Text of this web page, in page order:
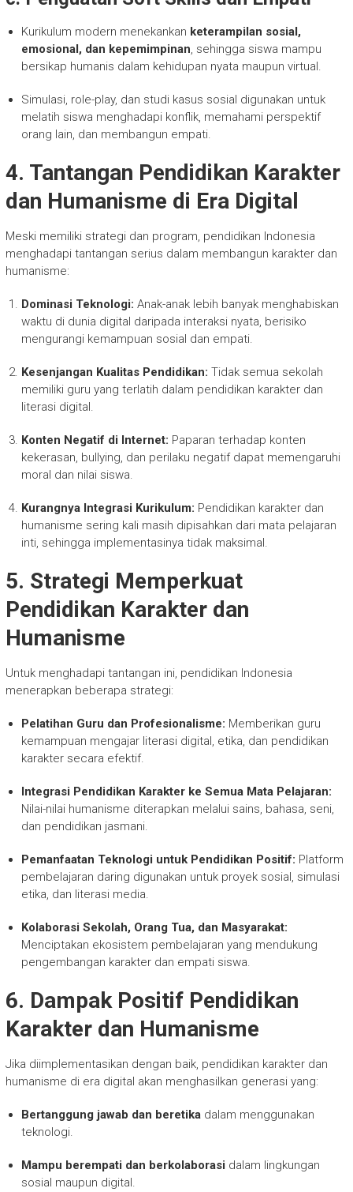
Kurikulum modern menekankan keterampilan sosial,
emosional, dan kepemimpinan, sehingga siswa mampu
bersikap humanis dalam kehidupan nyata maupun virtual.
Simulasi, role-play, dan studi kasus sosial digunakan untuk
melatih siswa menghadapi konflik, memahami perspektif
orang lain, dan membangun empati.
4. Tantangan Pendidikan Karakter
dan Humanisme di Era Digital
Meski memiliki strategi dan program, pendidikan Indonesia
menghadapi tantangan serius dalam membangun karakter dan
humanisme:
Dominasi Teknologi: Anak-anak lebih banyak menghabiskan
waktu di dunia digital daripada interaksi nyata, berisiko
mengurangi kemampuan sosial dan empati.
Kesenjangan Kualitas Pendidikan: Tidak semua sekolah
memiliki guru yang terlatih dalam pendidikan karakter dan
literasi digital.
Konten Negatif di Internet: Paparan terhadap konten
kekerasan, bullying, dan perilaku negatif dapat memengaruhi
moral dan nilai siswa.
Kurangnya Integrasi Kurikulum: Pendidikan karakter dan
humanisme sering kali masih dipisahkan dari mata pelajaran
inti, sehingga implementasinya tidak maksimal.
5. Strategi Memperkuat
Pendidikan Karakter dan
Humanisme
Untuk menghadapi tantangan ini, pendidikan Indonesia
menerapkan beberapa strategi:
Pelatihan Guru dan Profesionalisme: Memberikan guru
kemampuan mengajar literasi digital, etika, dan pendidikan
karakter secara efektif.
Integrasi Pendidikan Karakter ke Semua Mata Pelajaran:
Nilai-nilai humanisme diterapkan melalui sains, bahasa, seni,
dan pendidikan jasmani.
Pemanfaatan Teknologi untuk Pendidikan Positif: Platform
pembelajaran daring digunakan untuk proyek sosial, simulasi
etika, dan literasi media.
Kolaborasi Sekolah, Orang Tua, dan Masyarakat:
Menciptakan ekosistem pembelajaran yang mendukung
pengembangan karakter dan empati siswa.
6. Dampak Positif Pendidikan
Karakter dan Humanisme
Jika diimplementasikan dengan baik, pendidikan karakter dan
humanisme di era digital akan menghasilkan generasi yang:
Bertanggung jawab dan beretikadalam menggunakan
teknologi.
Mampu berempati dan berkolaborasi dalam lingkungan
sosial maupun digital.